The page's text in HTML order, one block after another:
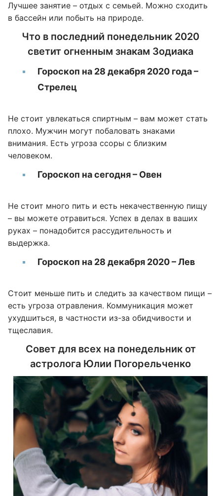
Лучшее занятие – отдых с семьей. Можно сходить
в бассейн или побыть на природе.
Что в последний понедельник 2020
светит огненным знакам Зодиака
Гороскоп на 28 декабря 2020 года –
Стрелец
Не стоит увлекаться спиртным – вам может стать
плохо. Мужчин могут побаловать знаками
внимания. Есть угроза ссоры с близким
человеком.
Гороскоп на сегодня – Овен
Не стоит много пить и есть некачественную пищу
– вы можете отравиться. Успех в делах в ваших
руках – понадобится рассудительность и
выдержка.
Гороскоп на 28 декабря 2020 – Лев
Стоит меньше пить и следить за качеством пищи –
есть угроза отравления. Коммуникация может
ухудшиться, в частности из-за обидчивости и
тщеславия.
Совет для всех на понедельник от
астролога Юлии Погорельченко